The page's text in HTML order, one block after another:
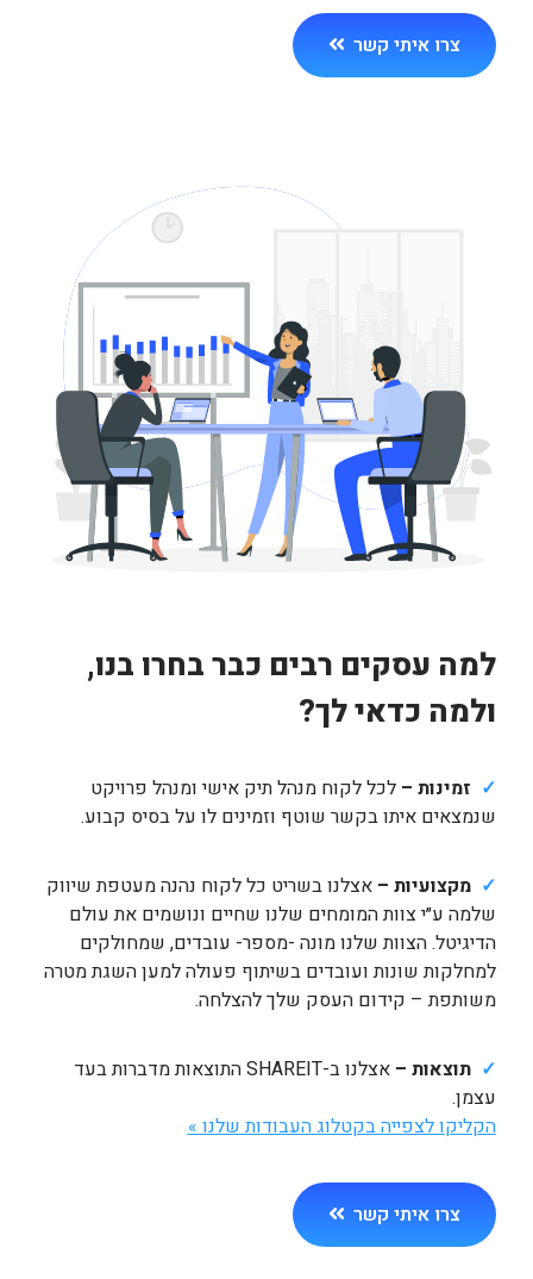
צרו איתי קשר
למה עסקים רבים כבר בחרו בנו,
ולמה כדאי לך?
✓ זמינות –לכל לקוח מנהל תיק אישי ומנהל פרויקט
שנמצאים איתו בקשר שוטף וזמינים לו על בסיס קבוע.
✓ מקצועיות –אצלנו בשריט כל לקוח נהנה מעטפת שיווק
שלמה ע״י צוות המומחים שלנו שחיים ונושמים את עולם
הדיגיטל. הצוות שלנו מונה -מספר- עובדים, שמחולקים
למחלקות שונות ועובדים בשיתוף פעולה למען השגת מטרה
משותפת – קידום העסק שלך להצלחה.
✓ תוצאות –
אצלנו ב-SHAREIT התוצאות מדברות בעד
עצמן.
הקליקו לצפייה בקטלוג העבודות שלנו »
צרו איתי קשר